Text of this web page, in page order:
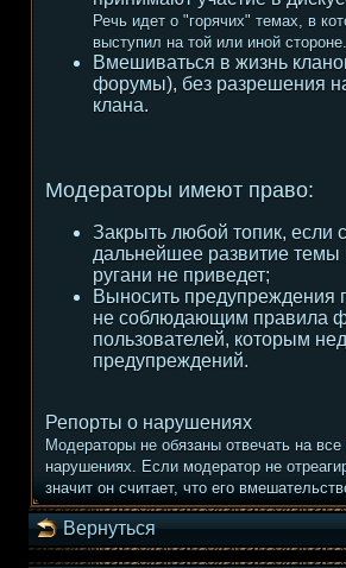
Речь идет о "горячих" темах, в
выступил на той или иной стороне.
Вмешиваться в жизнь
форумы), без разрешения
клана.
Модераторы имеют право:
Закрыть любой топик, если
дальнейшее развитие темы
ругани не приведет;
Выносить предупреждения
не соблюдающим правила
пользователей, которым
предупреждений.
Репорты о нарушениях
Модераторы не обязаны отвечать на
нарушениях. Если модератор не
значит он считает, что его
Вернуться